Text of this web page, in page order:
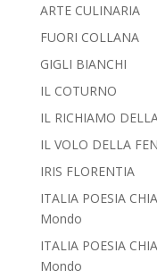
ARTE CULINARIA
FUORI COLLANA
GIGLI BIANCHI
IL COTURNO
IL RICHIAMO
IL VOLO DELLA
IRIS FLORENTIA
ITALIA POESIA
Mondo
ITALIA POESIA
Mondo